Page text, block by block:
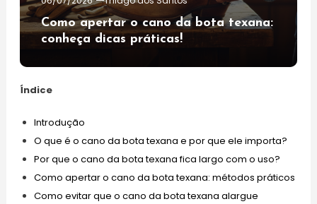
Como apertar o cano da bota texana:
conheça dicas práticas!
Índice
Introdução
O que é o cano da bota texana e por que ele importa?
Por que o cano da bota texana fica largo com o uso?
Como apertar o cano da bota texana: métodos práticos
Como evitar que o cano da bota texana alargue